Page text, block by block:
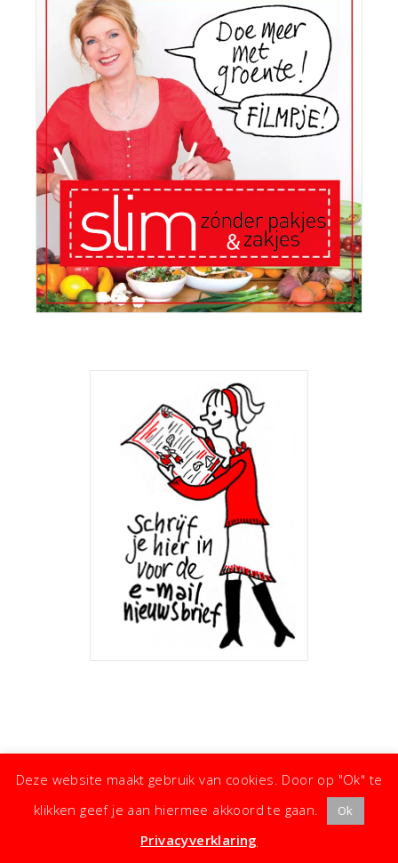
Koken met Karin· Kleine moeite, groot effect ·
Deze website maakt gebruik van cookies. Door op "Ok" te
klikken geef je aan hiermee akkoord te gaan.
Ok
Privacyverklaring